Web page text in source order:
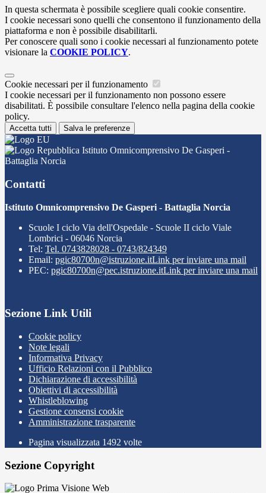
In questa schermata è possibile scegliere quali cookie consentire.
I cookie necessari sono quelli che consentono il funzionamento della
piattaforma e non è possibile disabilitarli.
Per conoscere quali sono i cookie necessari al funzionamento potete
visionare la COOKIE POLICY.
Cookie necessari per il funzionamento
I cookie necessari per il funzionamento non possono essere
disabilitati. È possibile consultare l'elenco nella pagina della cookie
policy.
Accetta tutti Salva le preferenze
Istituto Omnicomprensivo De Gasperi -
Battaglia Norcia
Contatti
Istituto Omnicomprensivo De Gasperi - Battaglia Norcia
Scuole I ciclo Via dell'Ospedale - Scuole II ciclo Viale
Lombrici - 06046 Norcia
Tel: Tel. 0743828028 - 0743/824349
Email: pgic80700n@istruzione.itLink per inviare una mail
PEC: pgic80700n@pec.istruzione.itLink per inviare una mail
Sezione Link Utili
Cookie policy
Note legali
Informativa Privacy
Ufficio Relazioni con il Pubblico
Dichiarazione di accessibilità
Obiettivi di accessibilità
Whistleblowing
Gestione consensi cookie
Amministrazione trasparente
Pagina visualizzata 1492 volte
Sezione Copyright